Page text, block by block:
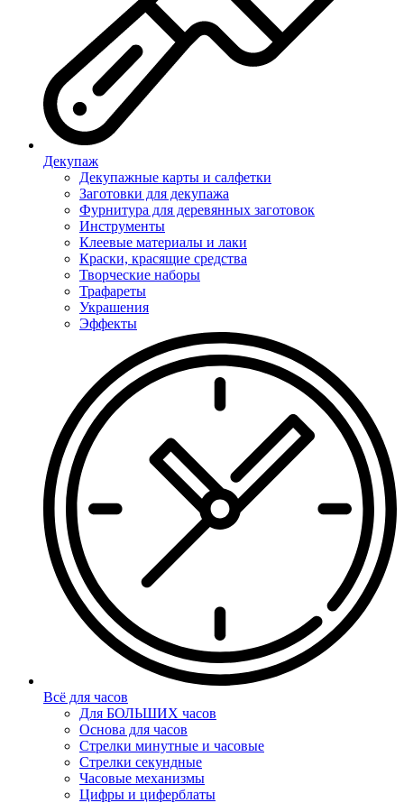
Декупаж
Декупажные карты и салфетки
Заготовки для декупажа
Фурнитура для деревянных заготовок
Инструменты
Клеевые материалы и лаки
Краски, красящие средства
Творческие наборы
Трафареты
Украшения
Эффекты
Всё для часов
Для БОЛЬШИХ часов
Основа для часов
Стрелки минутные и часовые
Стрелки секундные
Часовые механизмы
Цифры и циферблаты